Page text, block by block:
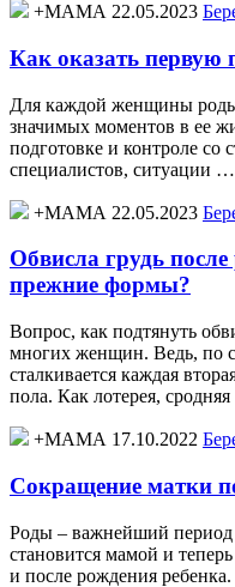
+МАМА 22.05.2023
Как оказать первую
Для каждой женщины
значимых моментов в ее
подготовке и контроле со
специалистов, ситуации …
+МАМА 22.05.2023
Обвисла грудь
прежние формы?
Вопрос, как подтянуть
многих женщин. Ведь, по
сталкивается каждая
пола. Как лотерея,
+МАМА 17.10.2022
Сокращение матки
Роды – важнейший
становится мамой и
и после рождения